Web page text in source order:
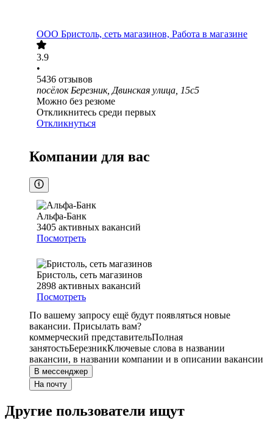
ООО Бристоль, сеть магазинов, Работа в магазине
3.9
•
5436 отзывов
посёлок Березник, Двинская улица, 15с5
Можно без резюме
Откликнитесь среди первых
Откликнуться
Компании для вас
Альфа-Банк
3405 активных вакансий
Посмотреть
Бристоль, сеть магазинов
2898 активных вакансий
Посмотреть
По вашему запросу ещё будут появляться новые
вакансии. Присылать вам?
коммерческий представительПолная
занятостьБерезникКлючевые слова в названии
вакансии, в названии компании и в описании вакансии
В мессенджер
На почту
Другие пользователи ищут